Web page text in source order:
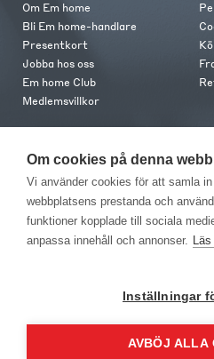
Om Em home
Bli Em home-handlare
Presentkort
Jobba hos oss
Em home Club
Medlemsvillkor
Kontakta oss
Butiker
Press
Om cookies på denna
Vi använder cookies för att samla
webbplatsens prestanda och
funktioner kopplade till sociala
anpassa innehåll och annonser.
Inställningar
AVBÖJ ALLA